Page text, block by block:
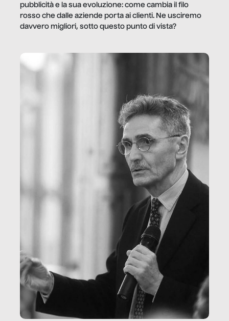
pubblicità e la sua evoluzione: come cambia il filo
rosso che dalle aziende porta ai clienti. Ne usciremo
davvero migliori, sotto questo punto di vista?